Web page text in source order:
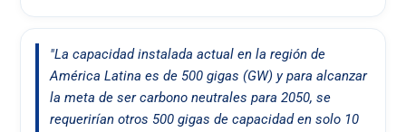
"La capacidad instalada actual en la región de
América Latina es de 500 gigas (GW) y para alcanzar
la meta de ser carbono neutrales para 2050, se
requerirían otros 500 gigas de capacidad en solo 10